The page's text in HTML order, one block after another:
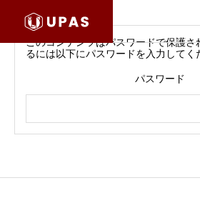
このコンテンツはパスワードで保護さ
るには以下にパスワードを入力してく
パスワード